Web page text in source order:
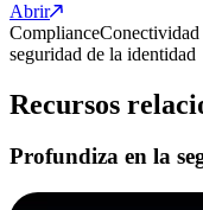
Abrir
ComplianceConectividad
seguridad de la identidad
Recursos
Profundiza en la